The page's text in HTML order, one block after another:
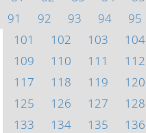
91
92 93 94 95
101
102 103 104
109
110 111 112
117
118 119 120
125
126 127 128
133
134 135 136